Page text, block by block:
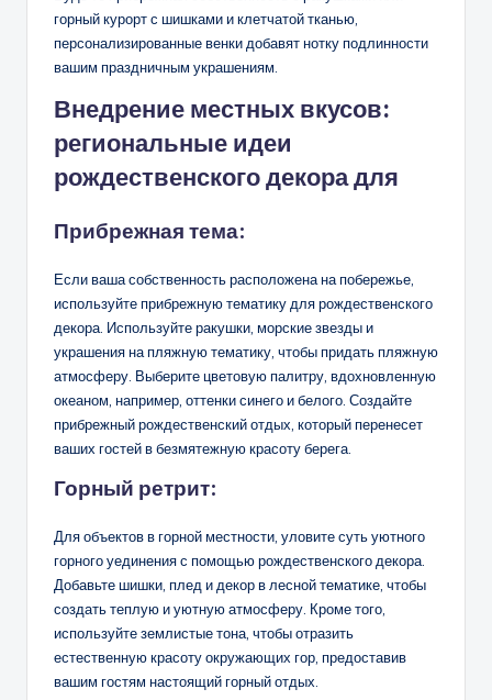
горный курорт с шишками и клетчатой тканью,
персонализированные венки добавят нотку подлинности
вашим праздничным украшениям.
Внедрение местных вкусов:
региональные идеи
рождественского декора для
Прибрежная тема:
Если ваша собственность расположена на побережье,
используйте прибрежную тематику для рождественского
декора. Используйте ракушки, морские звезды и
украшения на пляжную тематику, чтобы придать пляжную
атмосферу. Выберите цветовую палитру, вдохновленную
океаном, например, оттенки синего и белого. Создайте
прибрежный рождественский отдых, который перенесет
ваших гостей в безмятежную красоту берега.
Горный ретрит:
Для объектов в горной местности, уловите суть уютного
горного уединения с помощью рождественского декора.
Добавьте шишки, плед и декор в лесной тематике, чтобы
создать теплую и уютную атмосферу. Кроме того,
используйте землистые тона, чтобы отразить
естественную красоту окружающих гор, предоставив
вашим гостям настоящий горный отдых.